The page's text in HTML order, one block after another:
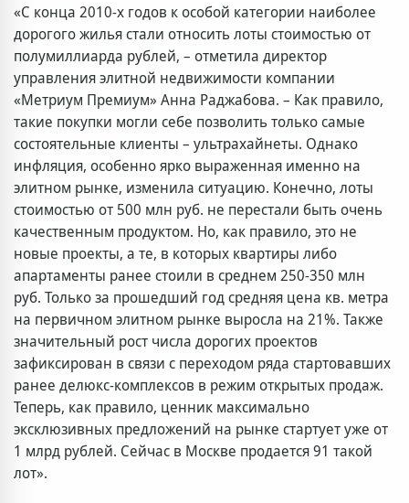
«С конца 2010-х годов к особой категории наиболее
дорогого жилья стали относить лоты стоимостью от
полумиллиарда рублей, – отметила директор
управления элитной недвижимости компании
«Метриум Премиум» Анна Раджабова. – Как правило,
такие покупки могли себе позволить только самые
состоятельные клиенты – ультрахайнеты. Однако
инфляция, особенно ярко выраженная именно на
элитном рынке, изменила ситуацию. Конечно, лоты
стоимостью от 500 млн руб. не перестали быть очень
качественным продуктом. Но, как правило, это не
новые проекты, а те, в которых квартиры либо
апартаменты ранее стоили в среднем 250-350 млн
руб. Только за прошедший год средняя цена кв. метра
на первичном элитном рынке выросла на 21%. Также
значительный рост числа дорогих проектов
зафиксирован в связи с переходом ряда стартовавших
ранее делюкс-комплексов в режим открытых продаж.
Теперь, как правило, ценник максимально
эксклюзивных предложений на рынке стартует уже от
1 млрд рублей. Сейчас в Москве продается 91 такой
лот».